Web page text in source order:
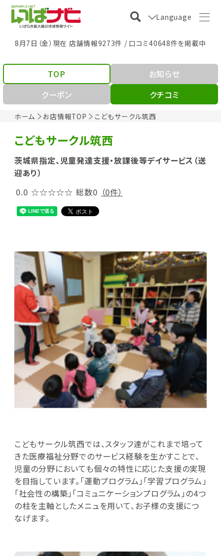
Language
8月7日（金）現在 店舗情報9273件 / 口コミ40648件を掲載中
ホーム お店情報TOP こどもサークル筑西
TOP
お知らせ
クーポン
クチコミ
こどもサークル筑西
茨城県指定、児童発達支援・放課後等デイサービス（送
迎あり）
0.0 ☆☆☆☆☆ 総数0 （0件）
こどもサークル筑西では、スタッフ達がこれまで培って
きた医療福祉分野でのサービス経験を生かすことで、
児童の分野においても個々の特性に応じた支援の実現
を目指しています。「運動プログラム」「学習プログラム」
「社会性の構築」「コミュニケーションプログラム」の4つ
の柱を主軸としたメニュを用いて、お子様の支援につ
なげます。